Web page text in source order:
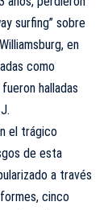
surfing” sobre
en
como
halladas
el trágico
de esta
a través
cinco